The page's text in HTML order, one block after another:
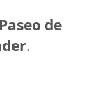
Paseo de
.